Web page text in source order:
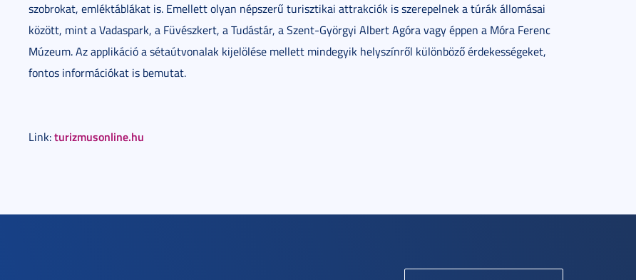
szobrokat, emléktáblákat is. Emellett olyan népszerű turisztikai attrakciók is szerepelnek a túrák állomásai
között, mint a Vadaspark, a Füvészkert, a Tudástár, a Szent-Györgyi Albert Agóra vagy éppen a Móra Ferenc
Múzeum. Az applikáció a sétaútvonalak kijelölése mellett mindegyik helyszínről különböző érdekességeket,
fontos információkat is bemutat.
Link:turizmusonline.hu